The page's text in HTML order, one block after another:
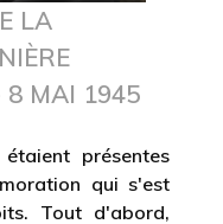
LA
8 MAI 1945
présentes
qui s'est
Tout d'abord,